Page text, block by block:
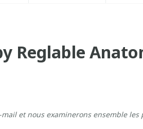
Reglable
et nous examinerons ensemble les